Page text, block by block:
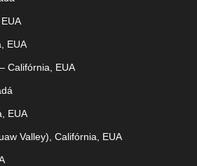
EUA
Califórnia, EUA
EUA
Valley), Califórnia, EUA